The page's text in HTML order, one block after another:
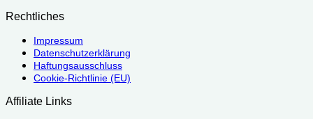
Rechtliches
Impressum
Datenschutzerklärung
Haftungsausschluss
Cookie-Richtlinie (EU)
Affiliate Links